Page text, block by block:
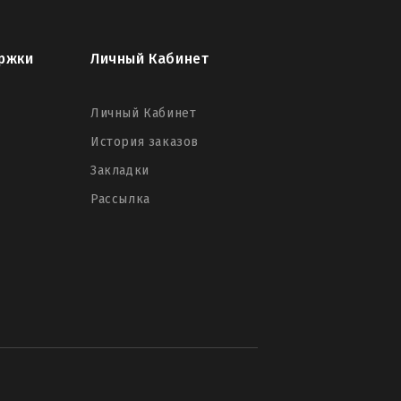
Личный Кабинет
Личный Кабинет
История заказов
Закладки
Рассылка